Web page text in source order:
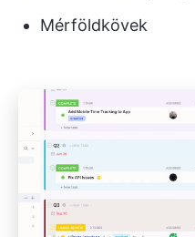
Mérföldkövek